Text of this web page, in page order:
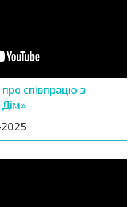
про співпрацю з